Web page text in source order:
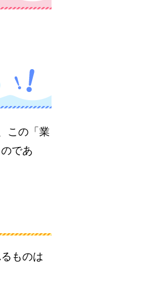
この「業
であ
ものは